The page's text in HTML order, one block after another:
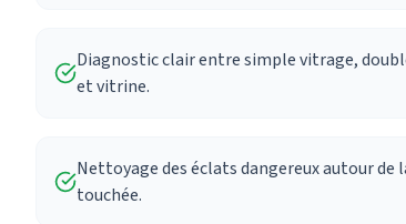
Diagnostic clair entre simple vitrage,
et vitrine.
Nettoyage des éclats dangereux autour de
touchée.